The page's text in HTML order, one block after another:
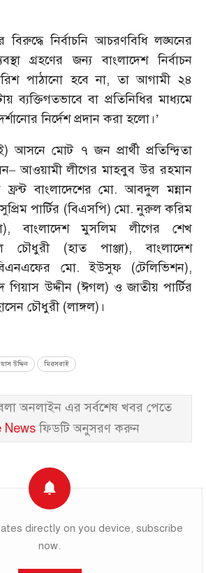
নির্বাচনি আচরণবিধি লঙ্ঘনের
গ্রহণের জন্য বাংলাদেশ নির্বাচন
পাঠানো হবে না, তা আগামী ২৪
ব্যক্তিগতভাবে বা প্রতিনিধির মাধ্যমে
নির্দেশ প্রদান করা হলো।’
আসনে মোট ৭ জন প্রার্থী প্রতিন্দ্বিতা
আওয়ামী লীগের মাহবুব উর রহমান
বাংলাদেশের মো. আবদুল মন্নান
পার্টির (বিএসপি) মো. নুরুল করিম
বাংলাদেশ মুসলিম লীগের শেখ
(হাত পাঞ্জা), বাংলাদেশ
বিএনএফের মো. ইউসুফ (টেলিভিশন),
গিয়াস উদ্দীন (ঈগল) ও জাতীয় পার্টির
চৌধুরী (লাঙ্গল)।
উদ্দিন মিরসরাই
অনলাইন এর সর্বশেষ খবর পেতে
Newsফিডটি অনুসরণ করুন
directly on you device, subscribe
now.